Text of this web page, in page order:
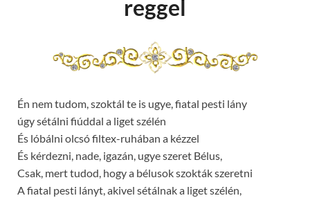
reggel
Én nem tudom, szoktál te is ugye, fiatal pesti lány
úgy sétálni fiúddal a liget szélén
És lóbálni olcsó filtex-ruhában a kézzel
És kérdezni, nade, igazán, ugye szeret Bélus,
Csak, mert tudod, hogy a bélusok szokták szeretni
A fiatal pesti lányt, akivel sétálnak a liget szélén,